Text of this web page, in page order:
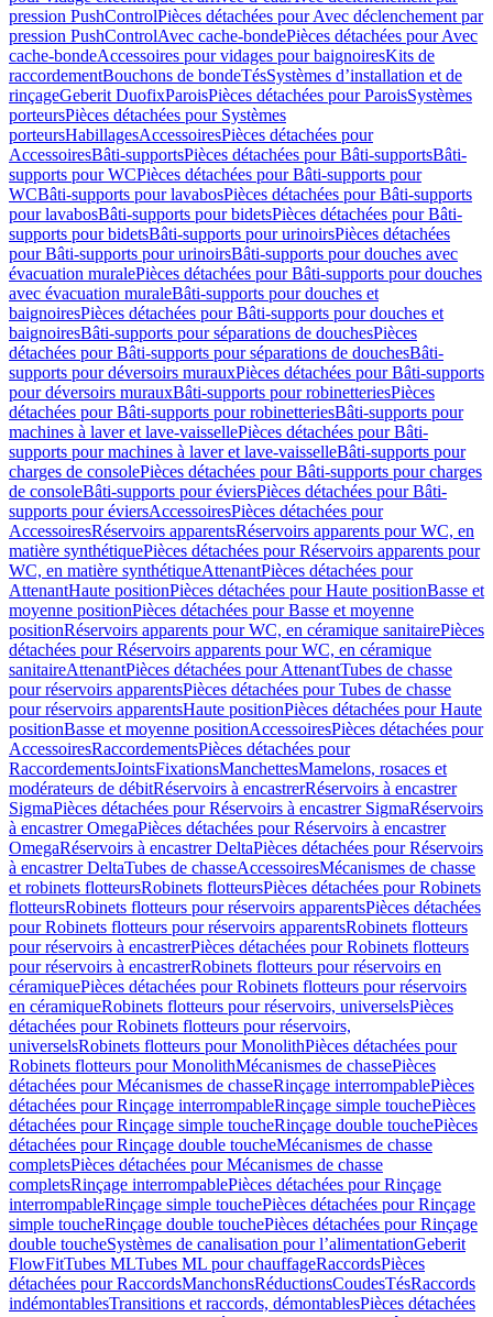
pression PushControlPièces détachées pour Avec déclenchement par
pression PushControlAvec cache-bondePièces détachées pour Avec
cache-bondeAccessoires pour vidages pour baignoiresKits de
raccordementBouchons de bondeTésSystèmes d’installation et de
rinçageGeberit DuofixParoisPièces détachées pour ParoisSystèmes
porteursPièces détachées pour Systèmes
porteursHabillagesAccessoiresPièces détachées pour
AccessoiresBâti-supportsPièces détachées pour Bâti-supportsBâti-
supports pour WCPièces détachées pour Bâti-supports pour
WCBâti-supports pour lavabosPièces détachées pour Bâti-supports
pour lavabosBâti-supports pour bidetsPièces détachées pour Bâti-
supports pour bidetsBâti-supports pour urinoirsPièces détachées
pour Bâti-supports pour urinoirsBâti-supports pour douches avec
évacuation muralePièces détachées pour Bâti-supports pour douches
avec évacuation muraleBâti-supports pour douches et
baignoiresPièces détachées pour Bâti-supports pour douches et
baignoiresBâti-supports pour séparations de douchesPièces
détachées pour Bâti-supports pour séparations de douchesBâti-
supports pour déversoirs murauxPièces détachées pour Bâti-supports
pour déversoirs murauxBâti-supports pour robinetteriesPièces
détachées pour Bâti-supports pour robinetteriesBâti-supports pour
machines à laver et lave-vaissellePièces détachées pour Bâti-
supports pour machines à laver et lave-vaisselleBâti-supports pour
charges de consolePièces détachées pour Bâti-supports pour charges
de consoleBâti-supports pour éviersPièces détachées pour Bâti-
supports pour éviersAccessoiresPièces détachées pour
AccessoiresRéservoirs apparentsRéservoirs apparents pour WC, en
matière synthétiquePièces détachées pour Réservoirs apparents pour
WC, en matière synthétiqueAttenantPièces détachées pour
AttenantHaute positionPièces détachées pour Haute positionBasse et
moyenne positionPièces détachées pour Basse et moyenne
positionRéservoirs apparents pour WC, en céramique sanitairePièces
détachées pour Réservoirs apparents pour WC, en céramique
sanitaireAttenantPièces détachées pour AttenantTubes de chasse
pour réservoirs apparentsPièces détachées pour Tubes de chasse
pour réservoirs apparentsHaute positionPièces détachées pour Haute
positionBasse et moyenne positionAccessoiresPièces détachées pour
AccessoiresRaccordementsPièces détachées pour
RaccordementsJointsFixationsManchettesMamelons, rosaces et
modérateurs de débitRéservoirs à encastrerRéservoirs à encastrer
SigmaPièces détachées pour Réservoirs à encastrer SigmaRéservoirs
à encastrer OmegaPièces détachées pour Réservoirs à encastrer
OmegaRéservoirs à encastrer DeltaPièces détachées pour Réservoirs
à encastrer DeltaTubes de chasseAccessoiresMécanismes de chasse
et robinets flotteursRobinets flotteursPièces détachées pour Robinets
flotteursRobinets flotteurs pour réservoirs apparentsPièces détachées
pour Robinets flotteurs pour réservoirs apparentsRobinets flotteurs
pour réservoirs à encastrerPièces détachées pour Robinets flotteurs
pour réservoirs à encastrerRobinets flotteurs pour réservoirs en
céramiquePièces détachées pour Robinets flotteurs pour réservoirs
en céramiqueRobinets flotteurs pour réservoirs, universelsPièces
détachées pour Robinets flotteurs pour réservoirs,
universelsRobinets flotteurs pour MonolithPièces détachées pour
Robinets flotteurs pour MonolithMécanismes de chassePièces
détachées pour Mécanismes de chasseRinçage interrompablePièces
détachées pour Rinçage interrompableRinçage simple touchePièces
détachées pour Rinçage simple toucheRinçage double touchePièces
détachées pour Rinçage double toucheMécanismes de chasse
completsPièces détachées pour Mécanismes de chasse
completsRinçage interrompablePièces détachées pour Rinçage
interrompableRinçage simple touchePièces détachées pour Rinçage
simple toucheRinçage double touchePièces détachées pour Rinçage
double toucheSystèmes de canalisation pour l’alimentationGeberit
FlowFitTubes MLTubes ML pour chauffageRaccordsPièces
détachées pour RaccordsManchonsRéductionsCoudesTésRaccords
indémontablesTransitions et raccords, démontablesPièces détachées